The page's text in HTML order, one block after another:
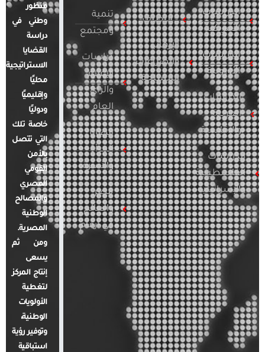
الدراسات
الأمريكية
الدراسات
الأوروبية
الدراسات
العربية
والإقليمية
الدراسات
الفلسطينية
والإسرائيلية
التطرف
الإرهاب
والصراعات
المسلحة
تنمية
ومجتمع
دراسات
الإعلام
والرأي
العام
قضايا
المرأة
والأسرة
مصر
والعالم
في أرقام
منظور
وطني في
دراسة
القضايا
الاستراتيجية
محليًا
وإقليميًا
ودوليًا
خاصة تلك
التي تتصل
بالأمن
القومي
المصري
والمصالح
الوطنية
المصرية.
ومن ثم
يسعى
إنتاج المركز
لتغطية
الأولويات
الوطنية،
وتوفير رؤية
استباقية